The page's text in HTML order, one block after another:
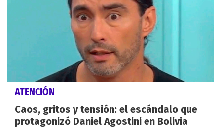
ATENCIÓN
Caos, gritos y tensión: el escándalo que
protagonizó Daniel Agostini en Bolivia